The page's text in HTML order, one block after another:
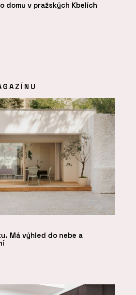
domu v pražských Kbelích
Má výhled do nebe a